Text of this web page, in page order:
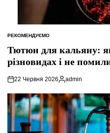
ОПУБЛІКУВАТИ
РЕКОМЕНДУЄМО
Тютюн для кальяну:
різновидах і не
22 Червня 2026
Опубліковано
admin